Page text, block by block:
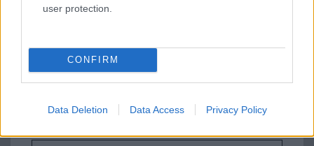
user protection.
CONFIRM
Data Deletion Data Access Privacy Policy
247.000 Ft (új)